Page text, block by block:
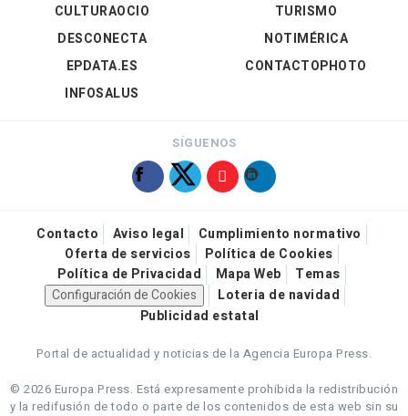
CULTURAOCIO
DESCONECTA
EPDATA.ES
INFOSALUS
TURISMO
NOTIMÉRICA
CONTACTOPHOTO
SÍGUENOS
Contacto Aviso legal
Cumplimiento normativo
Oferta de servicios
Política de Cookies
Política de Privacidad
Mapa Web
Temas
Configuración de Cookies
Loteria de navidad
Publicidad estatal
Portal de actualidad y noticias de la Agencia Europa Press.
© 2026 Europa Press. Está expresamente prohibida la redistribución
y la redifusión de todo o parte de los contenidos de esta web sin su